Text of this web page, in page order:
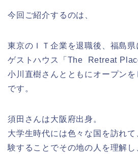
今回ご紹介するのは、
東京のＩＴ企業を退職後、福島
ゲストハウス「The Retreat
小川直樹さんとともにオープン
です。
須田さんは大阪府出身。
大学生時代には色々な国を訪れ
験することでその地の人を理解し